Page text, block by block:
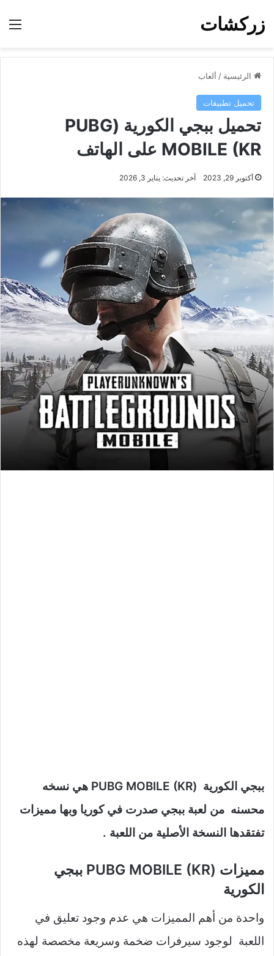
زركشات
الرئيسية / ألعاب
تحميل تطبيقات
تحميل ببجي الكورية (PUBG
MOBILE (KR على الهاتف
أكتوبر 29, 2023 آخر تحديث: يناير 3, 2026
ببجي الكورية (PUBG MOBILE (KR هي نسخه
محسنه من لعبة ببجي صدرت في كوريا وبها مميزات
تفتقدها النسخة الأصلية من اللعبة .
مميزات (PUBG MOBILE (KR ببجي
الكورية
واحدة من أهم المميزات هي عدم وجود تعليق في
اللعبة لوجود سيرفرات ضخمة وسريعة مخصصة لهذه